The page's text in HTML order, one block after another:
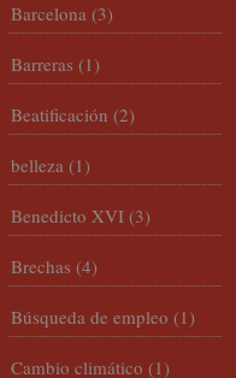
Barcelona (3)
Barreras (1)
Beatificación (2)
belleza (1)
Benedicto XVI (3)
Brechas (4)
Búsqueda de empleo (1)
Cambio climático (1)